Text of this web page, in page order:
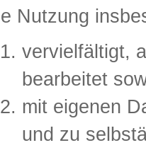
Nutzung
vervielfältigt,
bearbeitet
mit eigenen
und zu